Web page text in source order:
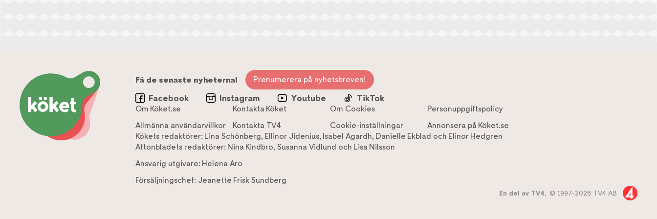
Få de senaste nyheterna! Prenumerera på nyhetsbreven!
Facebook Instagram Youtube TikTok
Om Köket.se Kontakta Köket Om Cookies
Personuppgiftspolicy
Allmänna användarvillkor
Kontakta TV4 Cookie-inställningar
Annonsera på Köket.se
Kökets redaktörer: Lina Schönberg, Ellinor Jidenius, Isabel Agardh, Danielle Ekblad och Elinor Hedgren
Aftonbladets redaktörer: Nina Kindbro, Susanna Vidlund och Lisa Nilsson
Ansvarig utgivare: Helena Aro
Försäljningschef: Jeanette Frisk Sundberg
En del av TV4, © 1997-2026 TV4 AB